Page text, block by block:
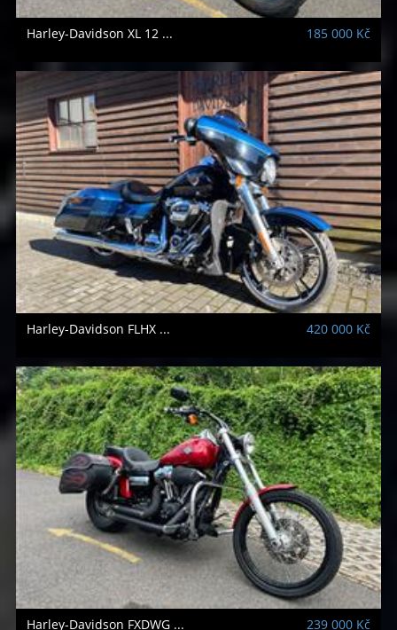
Harley-Davidson XL 12 ... 185 000 Kč
Harley-Davidson FLHX ... 420 000 Kč
Harley-Davidson FXDWG ... 239 000 Kč